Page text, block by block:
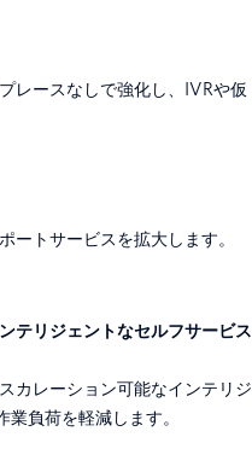
レースなしで強化し、IVRや仮
ートサービスを拡大します。
テリジェントなセルフサービス
カレーション可能なインテリジ
負荷を軽減します。